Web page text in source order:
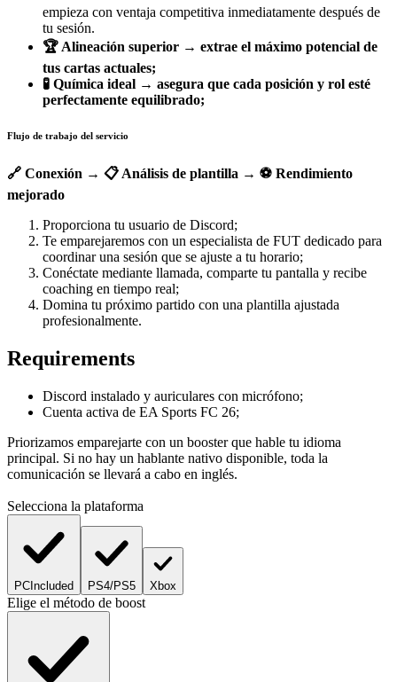
empieza con ventaja competitiva inmediatamente después de
tu sesión.
🏆 Alineación superior → extrae el máximo potencial de
tus cartas actuales;
🧪 Química ideal → asegura que cada posición y rol esté
perfectamente equilibrado;
Flujo de trabajo del servicio
🔗 Conexión → 📋 Análisis de plantilla → ⚽ Rendimiento
mejorado
Proporciona tu usuario de Discord;
Te emparejaremos con un especialista de FUT dedicado para
coordinar una sesión que se ajuste a tu horario;
Conéctate mediante llamada, comparte tu pantalla y recibe
coaching en tiempo real;
Domina tu próximo partido con una plantilla ajustada
profesionalmente.
Requirements
Discord instalado y auriculares con micrófono;
Cuenta activa de EA Sports FC 26;
Priorizamos emparejarte con un booster que hable tu idioma
principal. Si no hay un hablante nativo disponible, toda la
comunicación se llevará a cabo en inglés.
Selecciona la plataforma
PC Included PS4/PS5 Xbox
Elige el método de boost